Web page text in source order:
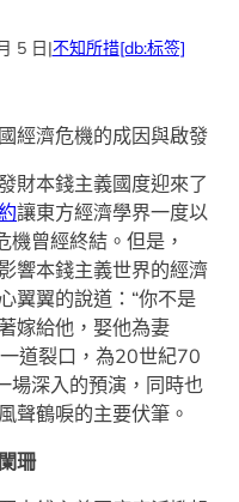
5 日|不知所措[db:标签]
經濟危機的成因與啟發
財本錢主義國度迎來了
讓東方經濟學界一度以
機曾經終結。但是，
響本錢主義世界的經濟
翼翼的說道：“你不是
嫁給他，娶他為妻
道裂口，為20世紀70
場深入的預演，同時也
聲鶴唳的主要伏筆。
珊